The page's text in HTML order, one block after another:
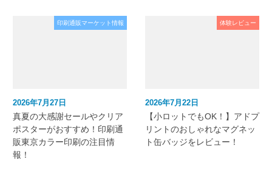
印刷通販マーケット情報
2026年7月27日
真夏の大感謝セールやクリア
ポスターがおすすめ！印刷通
販東京カラー印刷の注目情
報！
体験レビュー
2026年7月22日
【小ロットでもOK！】アドプ
リントのおしゃれなマグネッ
ト缶バッジをレビュー！